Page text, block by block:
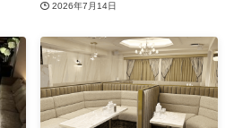
2026年7月14日